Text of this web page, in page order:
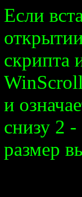
Если
скрипта
и
снизу 2 -
размер